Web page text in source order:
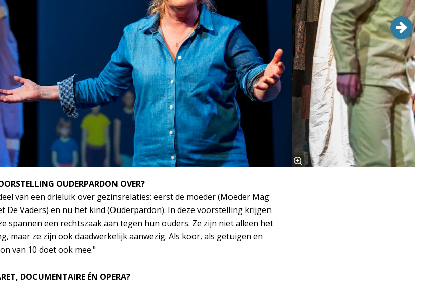
OUDERPARDON OVER?
van een drieluik over gezinsrelaties: eerst de moeder (Moeder Mag
De Vaders) en nu het kind (Ouderpardon). In deze voorstelling krijgen
spannen een rechtszaak aan tegen hun ouders. Ze zijn niet alleen het
maar ze zijn ook daadwerkelijk aanwezig. Als koor, als getuigen en
van 10 doet ook mee."
DOCUMENTAIRE ÉN OPERA?